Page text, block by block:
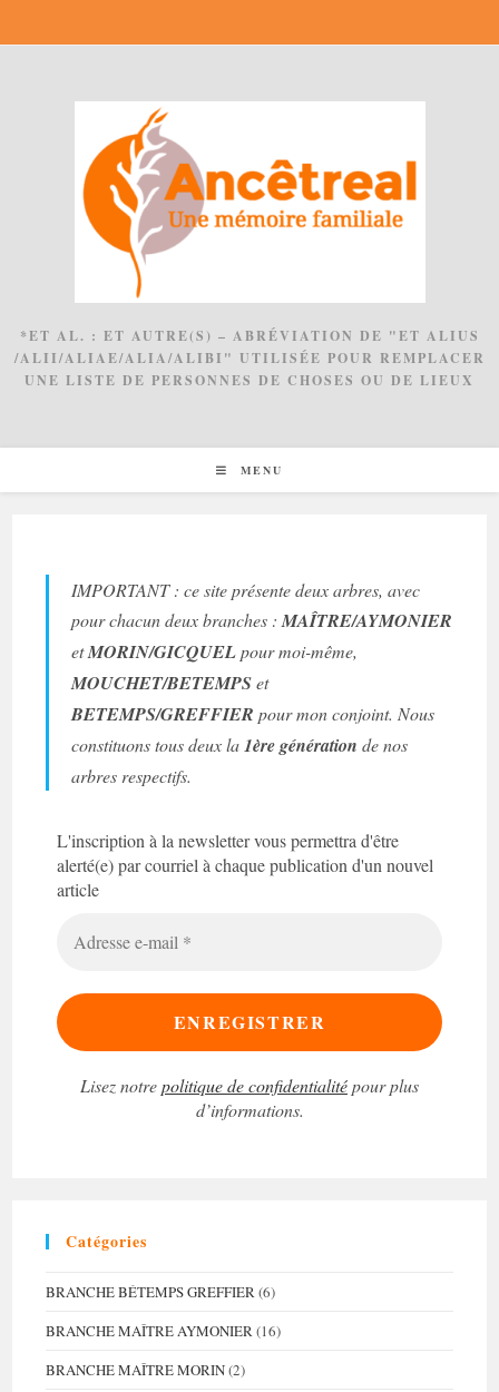
*ET AL. : ET AUTRE(S) – ABRÉVIATION DE "ET ALIUS
/ALII/ALIAE/ALIA/ALIBI" UTILISÉE POUR REMPLACER
UNE LISTE DE PERSONNES DE CHOSES OU DE LIEUX
MENU
IMPORTANT : ce site présente deux arbres, avec
pour chacun deux branches :MAÎTRE/AYMONIER
etMORIN/GICQUELpour moi-même,
MOUCHET/BETEMPSet
BETEMPS/GREFFIER pour mon conjoint. Nous
constituons tous deux la 1ère génération de nos
arbres respectifs.
L'inscription à la newsletter vous permettra d'être
alerté(e) par courriel à chaque publication d'un nouvel
article
Lisez notrepolitique de confidentialitépour plus
d’informations.
Catégories
BRANCHE BÉTEMPS GREFFIER(6)
BRANCHE MAÎTRE AYMONIER(16)
BRANCHE MAÎTRE MORIN(2)